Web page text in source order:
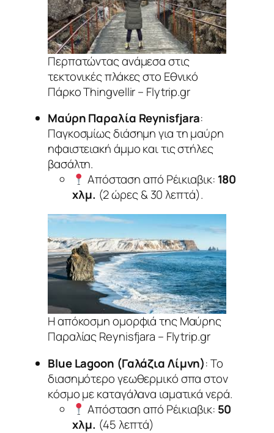
Περπατώντας ανάμεσα στις
τεκτονικές πλάκες στο Εθνικό
Πάρκο Thingvellir – Flytrip.gr
Μαύρη Παραλία Reynisfjara:
Παγκοσμίως διάσημη για τη μαύρη
ηφαιστειακή άμμο και τις στήλες
βασάλτη.
Απόσταση από Ρέικιαβικ: 180
χλμ. (2 ώρες & 30 λεπτά).
Η απόκοσμη ομορφιά της Μαύρης
Παραλίας Reynisfjara – Flytrip.gr
Blue Lagoon (Γαλάζια Λίμνη): Το
διασημότερο γεωθερμικό σπα στον
κόσμο με καταγάλανα ιαματικά νερά.
Απόσταση από Ρέικιαβικ: 50
χλμ. (45 λεπτά)